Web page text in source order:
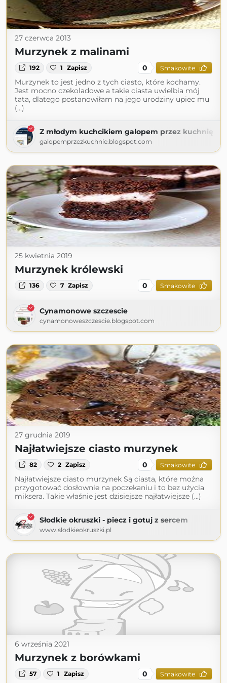
27 czerwca 2013
Murzynek z malinami
192 1 Zapisz 0 Smakowite
Murzynek to jest jedno z tych ciasto, które kochamy.
Jest mocno czekoladowe a takie ciasta uwielbia mój
tata, dlatego postanowiłam na jego urodziny upiec mu
(...)
Z młodym kuchcikiem galopem przez kuchnię
galopemprzezkuchnie.blogspot.com
25 kwietnia 2019
Murzynek królewski
136 7 Zapisz 0 Smakowite
Cynamonowe szczescie
cynamonoweszczescie.blogspot.com
27 grudnia 2019
Najłatwiejsze ciasto murzynek
82 2 Zapisz 0 Smakowite
Najłatwiejsze ciasto murzynek Są ciasta, które można
przygotować dosłownie na poczekaniu i to bez użycia
miksera. Takie właśnie jest dzisiejsze najłatwiejsze (...)
Słodkie okruszki - piecz i gotuj z sercem
www.slodkieokruszki.pl
6 września 2021
Murzynek z borówkami
57 1 Zapisz 0 Smakowite